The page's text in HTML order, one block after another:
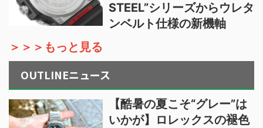
STEEL”シリーズからウレタ
ンベルト仕様の新機軸
＞＞＞もっと見る
OUTLINEニュース
【酷暑の夏こそ“グレー”は
いかが】ロレックスの褪色